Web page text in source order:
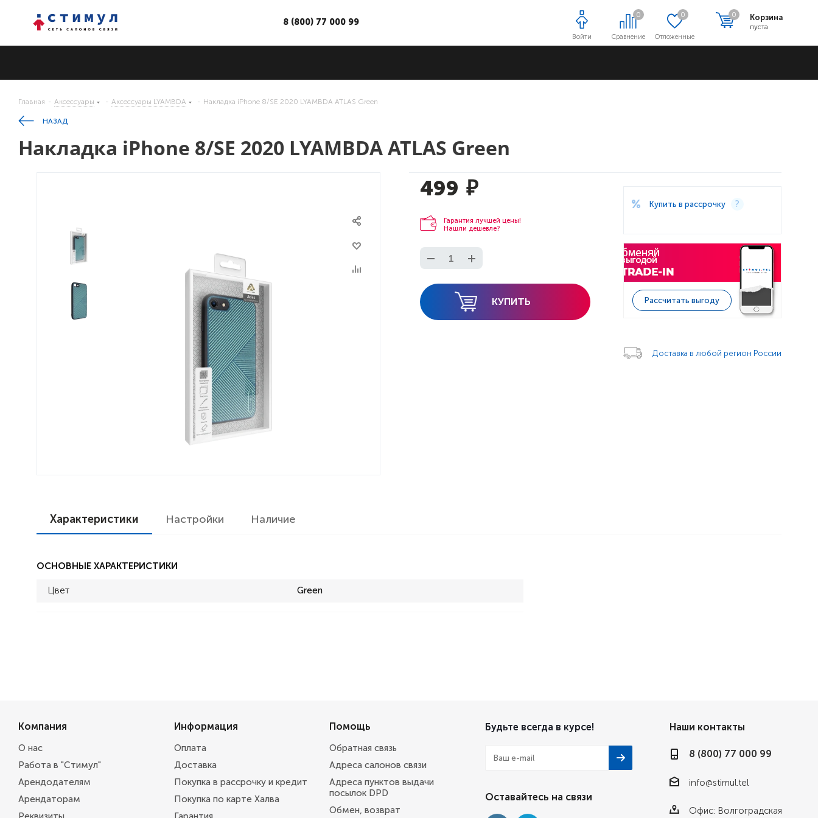
Сравнение
0
Отложенные
0 Корзина
пуста
0
Войти
8 (800) 77 000 99
Главная - Аксессуары - Аксессуары LYAMBDA - Накладка iPhone 8/SE 2020 LYAMBDA ATLAS Green
НАЗАД
Накладка iPhone 8/SE 2020 LYAMBDA ATLAS Green
499 ₽
Гарантия лучшей цены!
Нашли дешевле?
КУПИТЬ
Купить в рассрочку
Рассчитать выгоду
Доставка в любой регион России
Характеристики Настройки Наличие
ОСНОВНЫЕ ХАРАКТЕРИСТИКИ
Цвет Green
Компания
О нас
Работа в "Стимул"
Арендодателям
Арендаторам
Информация
Оплата
Доставка
Покупка в рассрочку и кредит
Покупка по карте Халва
Помощь
Обратная связь
Адреса салонов связи
Адреса пунктов выдачи
посылок DPD
Обмен, возврат
Будьте всегда в курсе!
Оставайтесь на связи
Наши контакты
8 (800) 77 000 99
info@stimul.tel
Офис: Волгоградская